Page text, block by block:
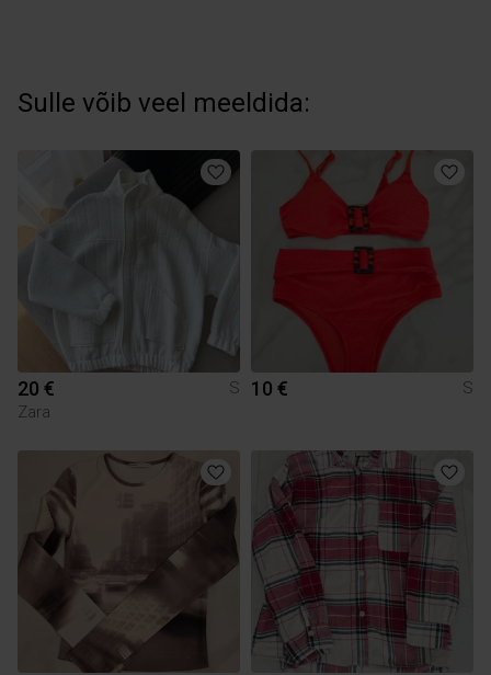
Sulle võib veel meeldida:
20 €
S
Zara
10 € S